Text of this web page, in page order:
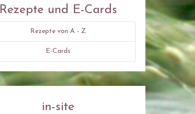
Rezepte und E-Cards
Rezepte von A - Z
E-Cards
in-site